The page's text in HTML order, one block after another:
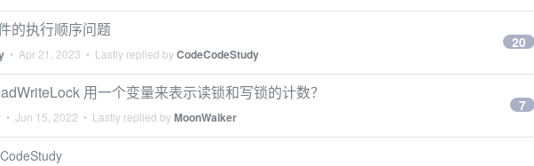
的执行顺序问题
• Apr 21, 2023 • Lastly replied byCodeCodeStudy
20
用一个变量来表示读锁和写锁的计数？
• Jun 15, 2022 • Lastly replied byMoonWalker
7